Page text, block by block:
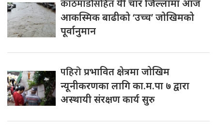
काठमाडौंसहितयी चार जिल्लामा आज
आकस्मिक बाढीको ‘उच्च’ जोखिमको
पूर्वानुमान
पहिरोप्रभावित क्षेत्रमा जोखिम
न्यूनीकरणका लागि का.म.पा ७ द्वारा
अस्थायी संरक्षण कार्य सुरु